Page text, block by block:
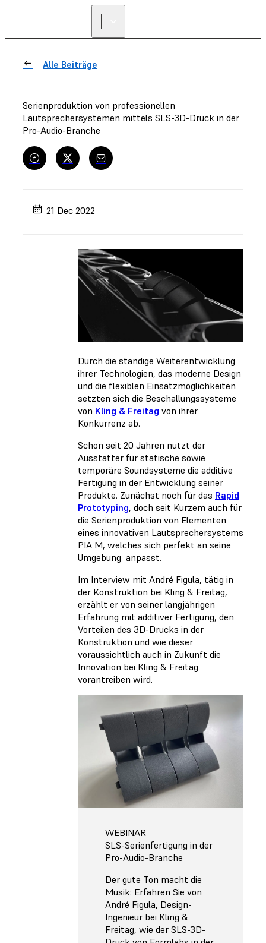
Alle Beiträge
Serienproduktion von professionellen
Lautsprechersystemen mittels SLS-3D-Druck in der
Pro-Audio-Branche
21 Dec 2022
Durch die ständige Weiterentwicklung
ihrer Technologien, das moderne Design
und die flexiblen Einsatzmöglichkeiten
setzten sich die Beschallungssysteme
von Kling & Freitag von ihrer
Konkurrenz ab.
Schon seit 20 Jahren nutzt der
Ausstatter für statische sowie
temporäre Soundsysteme die additive
Fertigung in der Entwicklung seiner
Produkte. Zunächst noch für das Rapid
Prototyping, doch seit Kurzem auch für
die Serienproduktion von Elementen
eines innovativen Lautsprechersystems
PIA M, welches sich perfekt an seine
Umgebung anpasst.
Im Interview mit André Figula, tätig in
der Konstruktion bei Kling & Freitag,
erzählt er von seiner langjährigen
Erfahrung mit additiver Fertigung, den
Vorteilen des 3D-Drucks in der
Konstruktion und wie dieser
voraussichtlich auch in Zukunft die
Innovation bei Kling & Freitag
vorantreiben wird.
WEBINAR
SLS-Serienfertigung in der
Pro-Audio-Branche
Der gute Ton macht die
Musik: Erfahren Sie von
André Figula, Design-
Ingenieur bei Kling &
Freitag, wie der SLS-3D-